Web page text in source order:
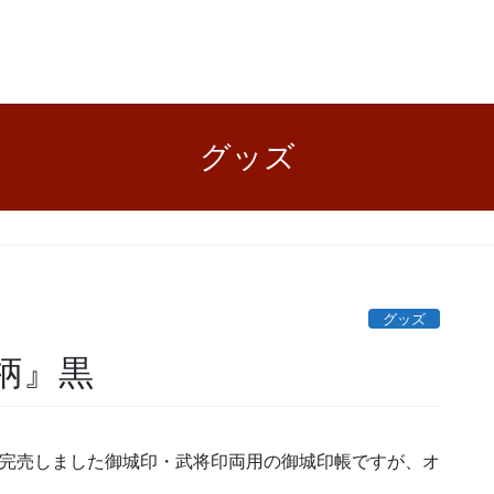
グッズ
グッズ
』黒
売しました御城印・武将印両用の御城印帳ですが、オ